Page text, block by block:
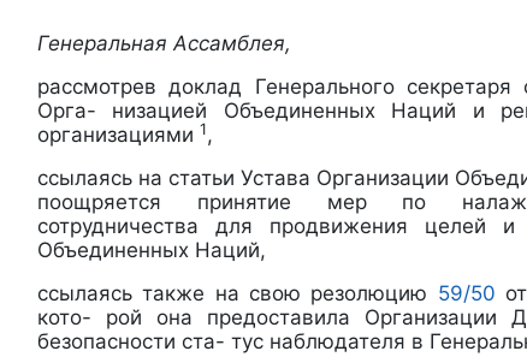
Генеральная Ассамблея,
рассмотрев доклад Генерального
Орга- низацией Объединенных Наций и
организациями 1,
ссылаясь на статьи Устава Организации
поощряется принятие мер по
сотрудничества для продвижения целей и
Объединенных Наций,
ссылаясь также на свою резолюцию 59/50
кото- рой она предоставила Организации
безопасности ста- тус наблюдателя в